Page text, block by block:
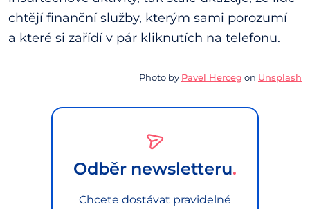
chtějí finanční služby, kterým sami porozumí
a které si zařídí v pár kliknutích na telefonu.
Photo by Pavel Herceg on Unsplash
Odběr newsletteru
Chcete dostávat pravidelné